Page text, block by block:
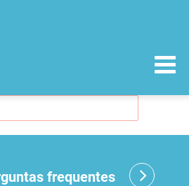
frequentes